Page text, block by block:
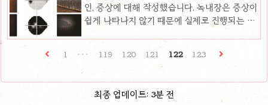
인, 증상에 대해 작성했습니다. 녹내장은 증상이
쉽게 나타나지 않기 때문에 실제로 진행되는 경
관리에 좋은 음식까지 소개해 보도록 하겠습니
손상되는 병입니다. 눈과 뇌를 연결하는 시신경
이 손상되면 시력 저하를 유발하고, 심한 경우
1 ··· 119 120 121 122 123
최종 업데이트: 3분 전